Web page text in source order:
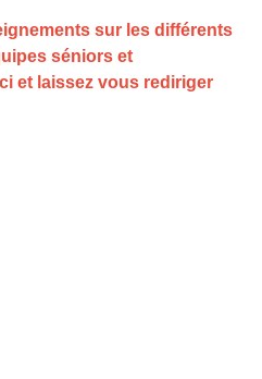
sur les différents
séniors et
et laissez vous rediriger